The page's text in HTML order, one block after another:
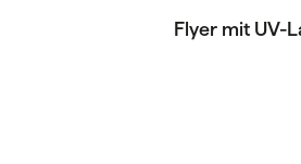
Flyer mit UV-